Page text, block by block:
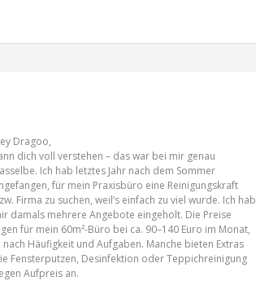
Dragoo,
dich voll verstehen – das war bei mir genau
Ich hab letztes Jahr nach dem Sommer
für mein Praxisbüro eine Reinigungskraft
Firma zu suchen, weil’s einfach zu viel wurde. Ich hab
damals mehrere Angebote eingeholt. Die Preise
für mein 60m²-Büro bei ca. 90–140 Euro im Monat,
nach Häufigkeit und Aufgaben. Manche bieten Extras
Fensterputzen, Desinfektion oder Teppichreinigung
Aufpreis an.